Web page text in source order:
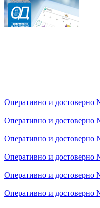
Оперативно и достоверно
Оперативно и достоверно
Оперативно и достоверно
Оперативно и достоверно
Оперативно и достоверно
Оперативно и достоверно